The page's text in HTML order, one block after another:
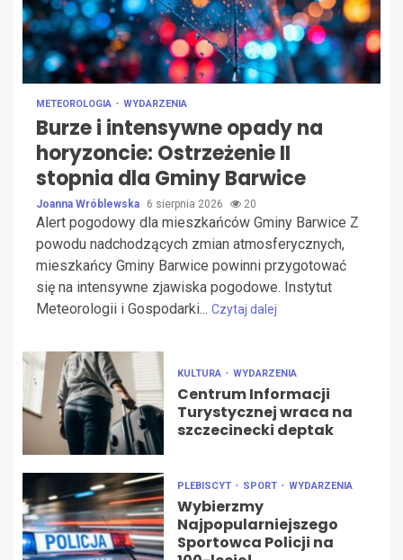
METEOROLOGIA WYDARZENIA
Burze i intensywne opady na
horyzoncie: Ostrzeżenie II
stopnia dla Gminy Barwice
Joanna Wróblewska 6 sierpnia 2026 20
Alert pogodowy dla mieszkańców Gminy Barwice Z
powodu nadchodzących zmian atmosferycznych,
mieszkańcy Gminy Barwice powinni przygotować
się na intensywne zjawiska pogodowe. Instytut
Meteorologii i Gospodarki... Czytaj dalej
KULTURA WYDARZENIA
Centrum Informacji
Turystycznej wraca na
szczecinecki deptak
PLEBISCYT SPORT WYDARZENIA
Wybierzmy
Najpopularniejszego
Sportowca Policji na